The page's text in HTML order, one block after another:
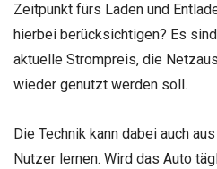
Zeitpunkt fürs Laden und
hierbei berücksichtigen? Es
aktuelle Strompreis, die
wieder genutzt werden soll.
Die Technik kann dabei auch
Nutzer lernen. Wird das Auto